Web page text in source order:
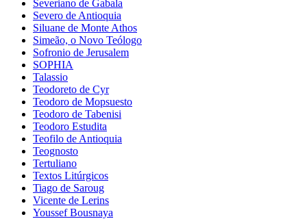
Severiano de Gabala
Severo de Antioquia
Siluane de Monte Athos
Simeão, o Novo Teólogo
Sofronio de Jerusalem
SOPHIA
Talassio
Teodoreto de Cyr
Teodoro de Mopsuesto
Teodoro de Tabenisi
Teodoro Estudita
Teofilo de Antioquia
Teognosto
Tertuliano
Textos Litúrgicos
Tiago de Saroug
Vicente de Lerins
Youssef Bousnaya